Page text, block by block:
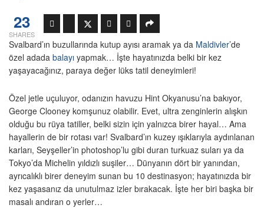
23
SHARES
Svalbard’ın buzullarında kutup ayısı aramak ya da Maldivler’de
özel adada balayı yapmak… İşte hayatınızda belki bir kez
yaşayacağınız, paraya değer lüks tatil deneyimleri!
Özel jetle uçuluyor, odanızın havuzu Hint Okyanusu’na bakıyor,
George Clooney komşunuz olabilir. Evet, ultra zenginlerin alışkın
olduğu bu rüya tatiller, belki sizin için yalnızca birer hayal… Ama
hayallerin de bir rotası var! Svalbard’ın kuzey ışıklarıyla aydınlanan
karları, Seyşeller’in photoshop’lu gibi duran turkuaz suları ya da
Tokyo’da Michelin yıldızlı suşiler… Dünyanın dört bir yanından,
ayrıcalıklı birer deneyim sunan bu 10 destinasyon; hayatınızda bir
kez yaşasanız da unutulmaz izler bırakacak. İşte her biri başka bir
masalı andıran o yerler…